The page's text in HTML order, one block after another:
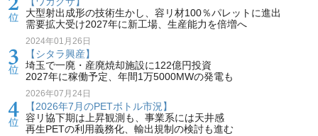
大型射出成形の技術生かし、容リ材100％パレットに進出
需要拡大受け2027年に新工場、生産能力を倍増へ
2024年01月26日
【シタラ興産】
埼玉で一廃・産廃焼却施設に122億円投資
2027年に稼働予定、年間1万5000MWの発電も
2026年07月24日
【2026年7月のPETボトル市況】
容リ協下期は上昇観測も、事業系には天井感
再生PETの利用義務化、輸出規制の検討も進む